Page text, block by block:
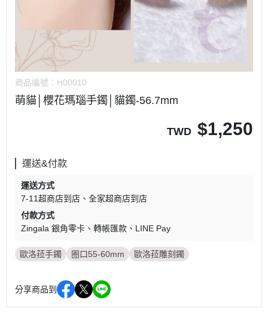
商品編號： H00010
萌貓│櫻花瑪瑙手鐲│貓鐲-56.7mm
TWD $1,250
運送&付款
運送方式
7-11超商店到店
全家超商店到店
付款方式
Zingala 銀角零卡
轉帳匯款 LINE Pay
歐洛菈手鐲 圈口55-60mm 歐洛菈雕刻鐲
分享商品到